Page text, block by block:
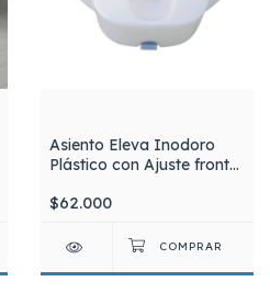
Asiento Eleva Inodoro
Plástico con Ajuste frontal
$62.000